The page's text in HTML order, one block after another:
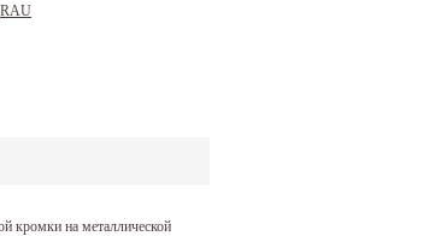
RAU
кромки на металлической